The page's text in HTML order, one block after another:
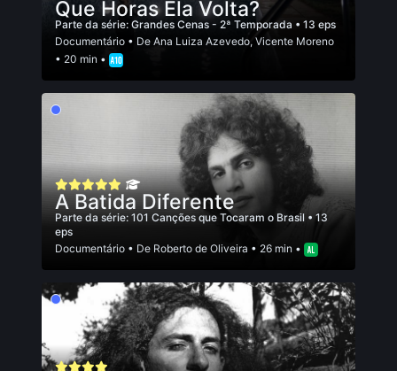
Que Horas Ela Volta?
Parte da série: Grandes Cenas - 2ª Temporada • 13 eps
Documentário • De Ana Luiza Azevedo, Vicente Moreno
• 20 min •
A Batida Diferente
Parte da série: 101 Canções que Tocaram o Brasil • 13
eps
Documentário • De Roberto de Oliveira • 26 min •